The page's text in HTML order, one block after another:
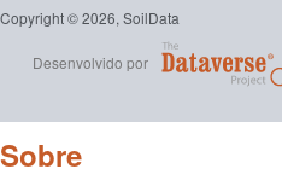
Copyright © 2026, SoilData
Desenvolvido por
Sobre